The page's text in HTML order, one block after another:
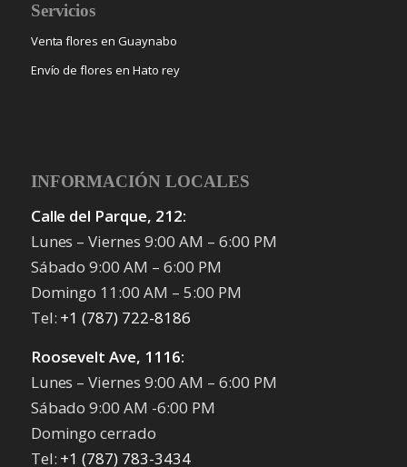
Servicios
Venta flores en Guaynabo
Envío de flores en Hato rey
INFORMACIÓN LOCALES
Calle del Parque, 212:
Lunes – Viernes 9:00 AM – 6:00 PM
Sábado 9:00 AM – 6:00 PM
Domingo 11:00 AM – 5:00 PM
Tel: +1 (787) 722-8186
Roosevelt Ave, 1116:
Lunes – Viernes 9:00 AM – 6:00 PM
Sábado 9:00 AM -6:00 PM
Domingo cerrado
Tel: +1 (787) 783-3434